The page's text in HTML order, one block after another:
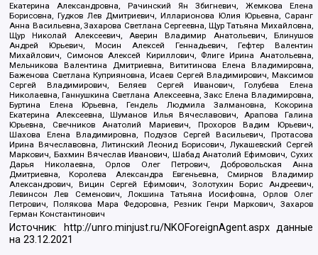
Екатерина Александровна, Рачинский Ян Збигневич, Жемкова Елена
Борисовна, Гудков Лев Дмитриевич, Илларионова Юлия Юрьевна, Саранг
Анна Васильевна, Захарова Светлана Сергеевна, Щур Татьяна Михайловна,
Щур Николай Алексеевич, Аверин Владимир Анатольевич, Блинушов
Андрей Юрьевич, Мосин Алексей Геннадьевич, Гефтер Валентин
Михайлович, Симонов Алексей Кириллович, Флиге Ирина Анатольевна,
Мельникова Валентина Дмитриевна, Вититинова Елена Владимировна,
Баженова Светлана Куприяновна, Исаев Сергей Владимирович, Максимов
Сергей Владимирович, Беляев Сергей Иванович, Голубева Елена
Николаевна, Ганнушкина Светлана Алексеевна, Закс Елена Владимировна,
Буртина Елена Юрьевна, Гендель Людмила Залмановна, Кокорина
Екатерина Алексеевна, Шуманов Илья Вячеславович, Арапова Галина
Юрьевна, Свечников Анатолий Мариевич, Прохоров Вадим Юрьевич,
Шахова Елена Владимировна, Подузов Сергей Васильевич, Протасова
Ирина Вячеславовна, Литинский Леонид Борисович, Лукашевский Сергей
Маркович, Бахмин Вячеслав Иванович, Шабад Анатолий Ефимович, Сухих
Дарья Николаевна, Орлов Олег Петрович, Добровольская Анна
Дмитриевна, Королева Александра Евгеньевна, Смирнов Владимир
Александрович, Вицин Сергей Ефимович, Золотухин Борис Андреевич,
Левинсон Лев Семенович, Локшина Татьяна Иосифовна, Орлов Олег
Петрович, Полякова Мара Федоровна, Резник Генри Маркович, Захаров
Герман Константинович
Источник: http://unro.minjust.ru/NKOForeignAgent.aspxданные
на23.12.2021